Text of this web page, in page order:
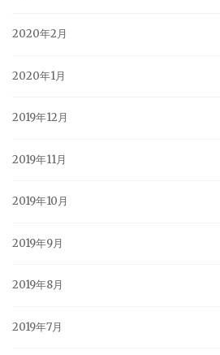
2020年2月
2020年1月
2019年12月
2019年11月
2019年10月
2019年9月
2019年8月
2019年7月